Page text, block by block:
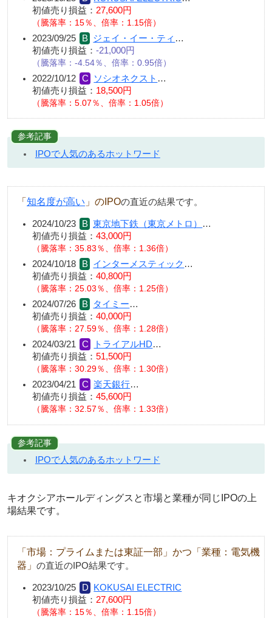
初値売り損益： 27,600円
（騰落率：15％、倍率：1.15倍）
2023/09/25 ジェイ・イー・ティ …
初値売り損益： -21,000円
（騰落率：-4.54％、倍率：0.95倍）
2022/10/12 ソシオネクスト …
初値売り損益： 18,500円
（騰落率：5.07％、倍率：1.05倍）
参考記事
IPOで人気のあるホットワード
「 知名度が高い 」のIPOの直近の結果です。
2024/10/23 東京地下鉄（東京メトロ）
…
初値売り損益： 43,000円
（騰落率：35.83％、倍率：1.36倍）
2024/10/18 インターメスティック …
初値売り損益： 40,800円
（騰落率：25.03％、倍率：1.25倍）
2024/07/26 タイミー…
初値売り損益： 40,000円
（騰落率：27.59％、倍率：1.28倍）
2024/03/21 トライアルHD…
初値売り損益： 51,500円
（騰落率：30.29％、倍率：1.30倍）
2023/04/21 楽天銀行…
初値売り損益： 45,600円
（騰落率：32.57％、倍率：1.33倍）
参考記事
IPOで人気のあるホットワード
キオクシアホールディングスと市場と業種が同じIPOの上
場結果です。
「市場：プライムまたは東証一部」かつ「業種：電気機
器」 の直近のIPO結果です。
2023/10/25
KOKUSAI ELECTRIC
初値売り損益： 27,600円
騰落率：15％、倍率：1.15倍